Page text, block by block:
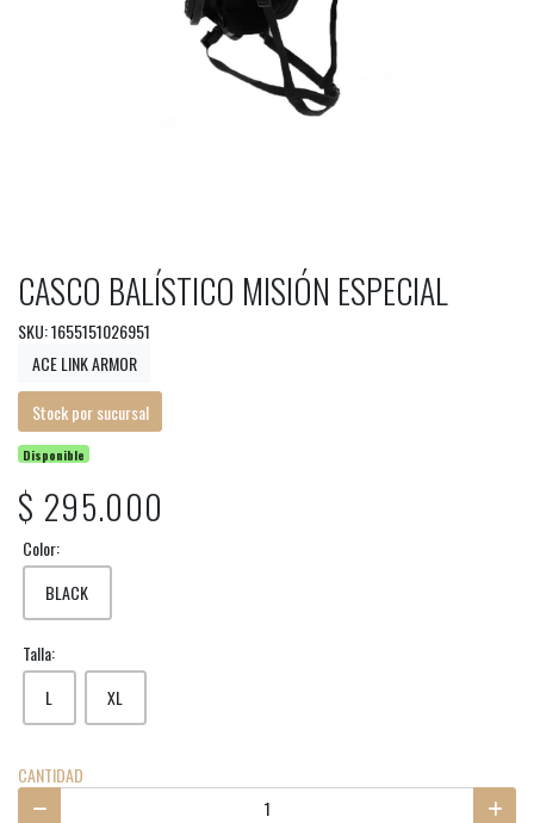
CASCO BALÍSTICO MISIÓN ESPECIAL
SKU: 1655151026951
ACE LINK ARMOR
Stock por sucursal
Disponible
$ 295.000
Color:
BLACK
Talla:
L
XL
CANTIDAD